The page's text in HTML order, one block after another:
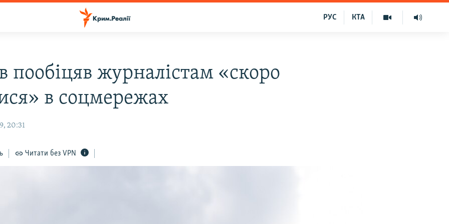
КТА
РУС
пообіцяв журналістам «скоро
в соцмережах
20:31
Читати без VPN